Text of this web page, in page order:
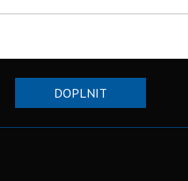
DOPLNIT